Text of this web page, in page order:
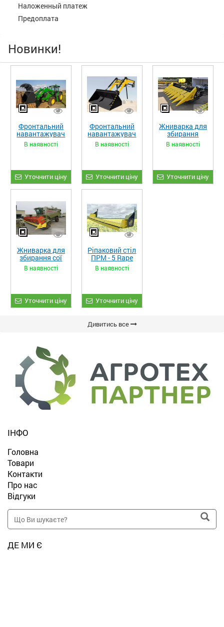
Наложенный платеж
Предоплата
Новинки!
Фронтальний
навантажувач
«STRONG XL»
В наявності
Уточнити ціну
Фронтальний
навантажувач
«STRONG»
В наявності
Уточнити ціну
Жниварка для
збирання
кукурудзи
ЖКИ-870
В наявності
Уточнити ціну
Жниварка для
збирання сої
та гороху
«ETTARO»
В наявності
Уточнити ціну
Ріпаковий стіл
ПРМ - 5 Rape
Fiore
В наявності
Уточнити ціну
Дивитись все
ІНФО
Головна
Товари
Контакти
Про нас
Відгуки
ДЕ МИ Є